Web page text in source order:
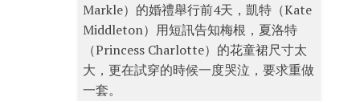
Markle）的婚禮舉行前4天，凱特（Kate
Middleton）用短訊告知梅根，夏洛特
（Princess Charlotte）的花童裙尺寸太
大，更在試穿的時候一度哭泣，要求重做
一套。